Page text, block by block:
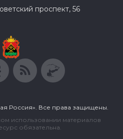
проспект, 56
Россия». Все права защищены.
использовании материалов
обязательна.